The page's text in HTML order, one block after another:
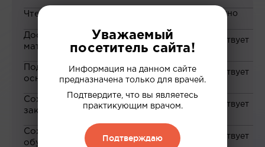
Чтение статей
Доступ к закрытым
материалам
Подборка материалов на
основе ваших интересов
Сохранение материалов в
закладки
Сохранение прогресса по
обучению
Уважаемый
посетитель сайта!
Информация на данном сайте
предназначена только для врачей.
Подтвердите, что вы являетесь
практикующим врачом.
Подтверждаю